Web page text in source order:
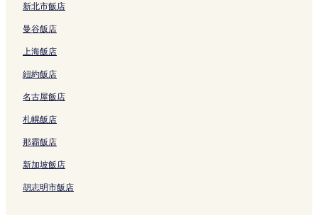
環海灘港口附近的飯店
珍珠野生動物園附近的飯店
長灘飯店
陽東飯店
Cau 城堡附近的飯店
富國島飯店
富國島海灘附近的飯店
Coi Nguon 博物館附近的飯店
宮母聖龍婆廟附近的飯店
新北市飯店
曼谷飯店
上海飯店
紐約飯店
名古屋飯店
札幌飯店
那霸飯店
新加坡飯店
胡志明市飯店